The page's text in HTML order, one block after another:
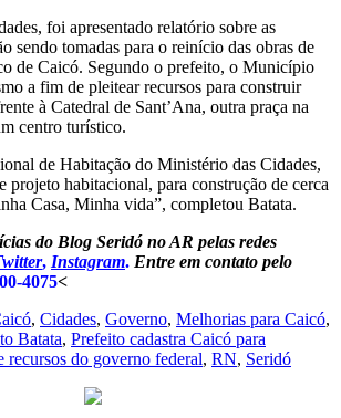
foi apresentado relatório sobre as
sendo tomadas para o reinício das obras de
de Caicó. Segundo o prefeito, o Município
a fim de pleitear recursos para construir
à Catedral de Sant’Ana, outra praça na
centro turístico.
de Habitação do Ministério das Cidades,
projeto habitacional, para construção de cerca
Casa, Minha vida”, completou Batata.
do Blog Seridó no AR pelas redes
, Instagram. Entre em contato pelo
4075<
, Cidades, Governo, Melhorias para Caicó,
Batata, Prefeito cadastra Caicó para
recursos do governo federal, RN, Seridó